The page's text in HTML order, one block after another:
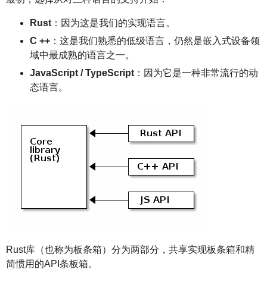
Rust ：因为这是我们的实现语言。
C ++ ：这是我们熟悉的低级语言，仍然是嵌入式设备领
域中最成熟的语言之一。
JavaScript / TypeScript ：因为它是一种非常流行的动
态语言。
Rust库（也称为板条箱）分为两部分，共享实现板条箱和精
简惯用的API条板箱。